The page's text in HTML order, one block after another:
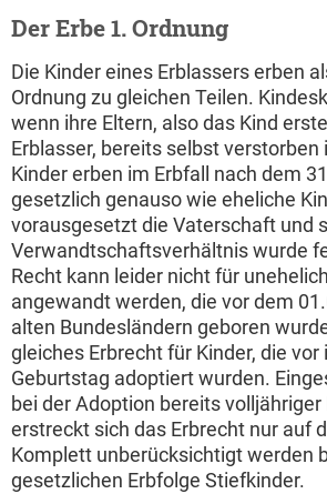
Der Erbe 1. Ordnung
Die Kinder eines Erblassers erben
Ordnung zu gleichen Teilen.
wenn ihre Eltern, also das Kind
Erblasser, bereits selbst
Kinder erben im Erbfall nach dem
gesetzlich genauso wie eheliche
vorausgesetzt die Vaterschaft und
Verwandtschaftsverhältnis wurde
Recht kann leider nicht für
angewandt werden, die vor dem
alten Bundesländern geboren
gleiches Erbrecht für Kinder, die vor
Geburtstag adoptiert wurden.
bei der Adoption bereits volljähriger
erstreckt sich das Erbrecht nur auf
Komplett unberücksichtigt werden
gesetzlichen Erbfolge Stiefkinder.